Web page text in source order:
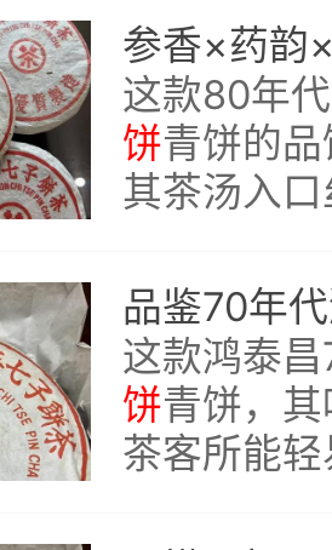
这款鸿泰昌
（80年代
这款80年
饼青饼的品
其茶汤入口
深邃药韵
进；生津
久悠长。
品鉴70年
这款鸿泰
饼青饼，
茶客所能